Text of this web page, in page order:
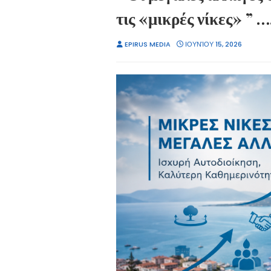
τις «μικρές νίκες» ”
EPIRUS MEDIA ΙΟΥΝΊΟΥ 15, 2026